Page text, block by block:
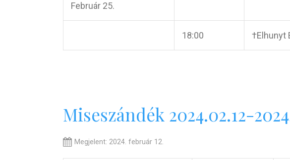
Február 25.
18:00 †Elhunyt
Miseszándék 2024.02.12-
Megjelent: 2024. február 12.